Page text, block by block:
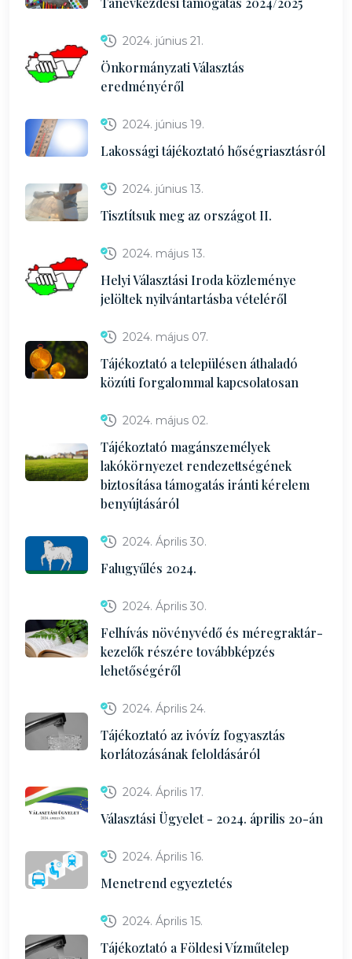
2024. június 21.
Önkormányzati Választás
eredményéről
2024. június 19.
Lakossági tájékoztató hőségriasztásról
2024. június 13.
Tisztítsuk meg az országot II.
2024. május 13.
Helyi Választási Iroda közleménye
jelöltek nyilvántartásba vételéről
2024. május 07.
Tájékoztató a településen áthaladó
közúti forgalommal kapcsolatosan
2024. május 02.
Tájékoztató magánszemélyek
lakókörnyezet rendezettségének
biztosítása támogatás iránti kérelem
benyújtásáról
2024. Április 30.
Falugyűlés 2024.
2024. Április 30.
Felhívás növényvédő és méregraktár-
kezelők részére továbbképzés
lehetőségéről
2024. Április 24.
Tájékoztató az ivóvíz fogyasztás
korlátozásának feloldásáról
2024. Április 17.
Választási Ügyelet - 2024. április 20-án
2024. Április 16.
Menetrend egyeztetés
2024. Április 15.
Tájékoztató a Földesi Vízműtelep